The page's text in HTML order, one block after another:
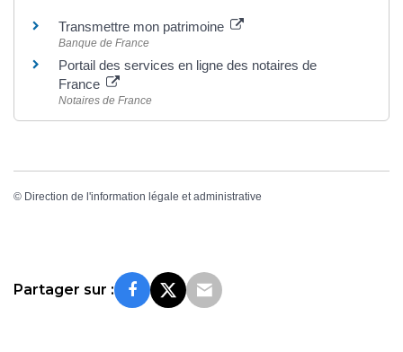
Transmettre mon patrimoine
Banque de France
Portail des services en ligne des notaires de
France
Notaires de France
© Direction de l'information légale et administrative
Partager sur :